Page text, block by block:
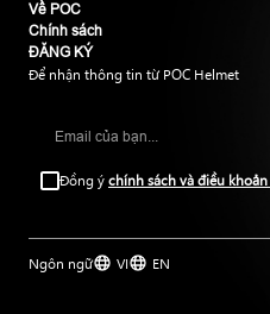
Về POC
Chính sách
ĐĂNG KÝ
Để nhận thông tin từ POC Helmet
Đồng ýchính sách và điều khoản
Ngôn ngữ VI EN